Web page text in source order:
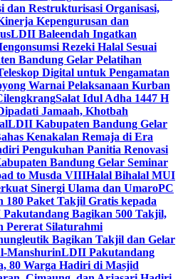
dan Restrukturisasi Organisasi,
Kepengurusan dan
LDII Baleendah Ingatkan
Rezeki Halal Sesuai
Bandung Gelar Pelatihan
Digital untuk Pengamatan
Warnai Pelaksanaan Kurban
Salat Idul Adha 1447 H
Jamaah, Khotbah
LDII Kabupaten Bandung Gelar
Kenakalan Remaja di Era
Pengukuhan Panitia Renovasi
Bandung Gelar Seminar
to Musda VIIIHalal Bihalal MUI
Sinergi Ulama dan UmaroPC
Paket Takjil Gratis kepada
Bagikan 500 Takjil,
Pererat Silaturahmi
Bagikan Takjil dan Gelar
ManshurinLDII Pakutandang
80 Warga Hadiri di Masjid